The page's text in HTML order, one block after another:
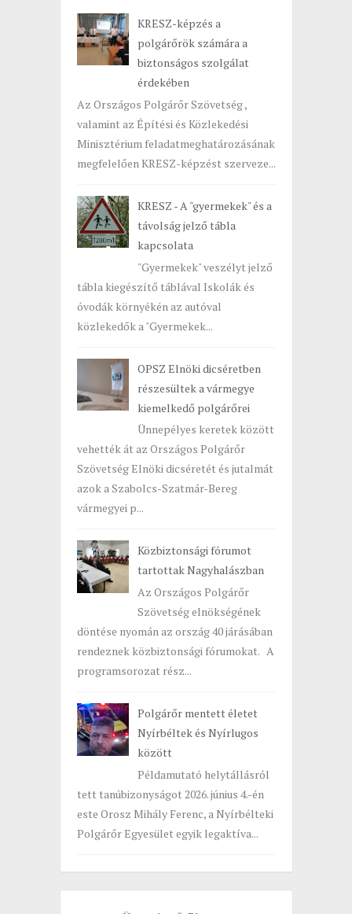
KRESZ-képzés a
polgárőrök számára a
biztonságos szolgálat
érdekében
Az Országos Polgárőr Szövetség ,
valamint az Építési és Közlekedési
Minisztérium feladatmeghatározásának
megfelelően KRESZ-képzést szerveze...
KRESZ - A "gyermekek" és a
távolság jelző tábla
kapcsolata
"Gyermekek" veszélyt jelző
tábla kiegészítő táblával Iskolák és
óvodák környékén az autóval
közlekedők a "Gyermekek...
OPSZ Elnöki dicséretben
részesültek a vármegye
kiemelkedő polgárőrei
Ünnepélyes keretek között
vehették át az Országos Polgárőr
Szövetség Elnöki dicséretét és jutalmát
azok a Szabolcs-Szatmár-Bereg
vármegyei p...
Közbiztonsági fórumot
tartottak Nagyhalászban
Az Országos Polgárőr
Szövetség elnökségének
döntése nyomán az ország 40 járásában
rendeznek közbiztonsági fórumokat. A
programsorozat rész...
Polgárőr mentett életet
Nyírbéltek és Nyírlugos
között
Példamutató helytállásról
tett tanúbizonyságot 2026. június 4.-én
este Orosz Mihály Ferenc, a Nyírbélteki
Polgárőr Egyesület egyik legaktíva...